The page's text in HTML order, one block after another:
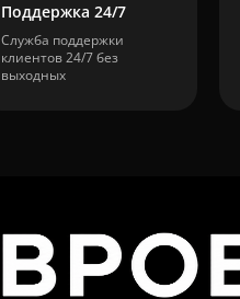
Поддержка 24/7
Служба поддержки
клиентов 24/7 без
выходных